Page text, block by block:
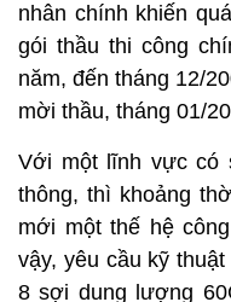
nhân chính khiến
gói thầu thi công
năm, đến tháng 12/
mời thầu, tháng 01/
Với một lĩnh vực có
thông, thì khoảng
mới một thế hệ
vậy, yêu cầu kỹ
8 sợi dung lượng